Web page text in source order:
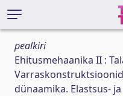
pealkiri
Ehitusmehaanika II :
dünaamika. Elastsus-